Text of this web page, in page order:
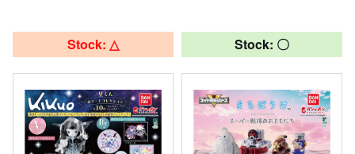
Stock: △ Stock: 〇